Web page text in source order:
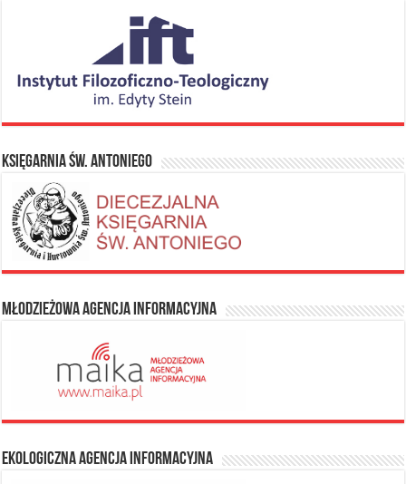
Księgarnia Św. Antoniego
Młodzieżowa Agencja Informacyjna
Ekologiczna Agencja Informacyjna